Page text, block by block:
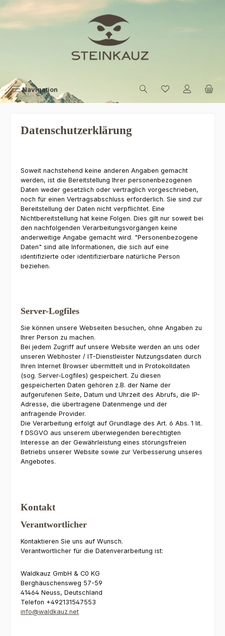
Zum Hauptinhalt springen
Navigation
Datenschutzerklärung
Soweit nachstehend keine anderen Angaben gemacht
werden, ist die Bereitstellung Ihrer personenbezogenen
Daten weder gesetzlich oder vertraglich vorgeschrieben,
noch für einen Vertragsabschluss erforderlich. Sie sind zur
Bereitstellung der Daten nicht verpflichtet. Eine
Nichtbereitstellung hat keine Folgen. Dies gilt nur soweit bei
den nachfolgenden Verarbeitungsvorgängen keine
anderweitige Angabe gemacht wird. "Personenbezogene
Daten" sind alle Informationen, die sich auf eine
identifizierte oder identifizierbare natürliche Person
beziehen.
Server-Logfiles
Sie können unsere Webseiten besuchen, ohne Angaben zu
Ihrer Person zu machen.
Bei jedem Zugriff auf unsere Website werden an uns oder
unseren Webhoster / IT-Dienstleister Nutzungsdaten durch
Ihren Internet Browser übermittelt und in Protokolldaten
(sog. Server-Logfiles) gespeichert. Zu diesen
gespeicherten Daten gehören z.B. der Name der
aufgerufenen Seite, Datum und Uhrzeit des Abrufs, die IP-
Adresse, die übertragene Datenmenge und der
anfragende Provider.
Die Verarbeitung erfolgt auf Grundlage des Art. 6 Abs. 1 lit.
f DSGVO aus unserem überwiegenden berechtigten
Interesse an der Gewährleistung eines störungsfreien
Betriebs unserer Website sowie zur Verbesserung unseres
Angebotes.
Kontakt
Verantwortlicher
Kontaktieren Sie uns auf Wunsch.
Verantwortlicher für die Datenverarbeitung ist:
Waldkauz GmbH & C0 KG
Berghäuschensweg 57-59
41464 Neuss, Deutschland
Telefon +492131547553
info@waldkauz.net